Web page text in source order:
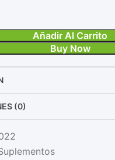
Añadir Al Carrito
Buy Now
(0)